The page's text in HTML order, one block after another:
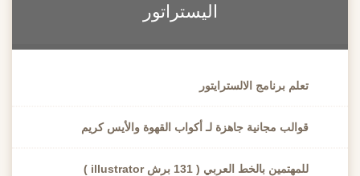
اليستراتور
تعلم برنامج الالسترايتور
قوالب مجانية جاهزة لـ أكواب القهوة والأيس كريم
للمهتمين بالخط العربي ( 131 برش illustrator )